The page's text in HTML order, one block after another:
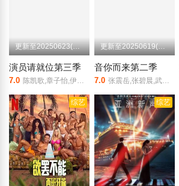
更新至20250623(第10期下)
演员请就位第三季
7.0 陈凯歌,章子怡,伊莎贝尔·于佩尔,吴镇宇,王志飞,王丽云,惠英红,杨晓培,刘梓晨,杨子,蒋依依,徐开骋,姚笛,张嘉元,金巧巧,佟晨洁,卜冠今,嵇嘉禾,戴向宇,刘家祎,许佳琪,李茂,廖慧佳,白凯南,吕星辰,曹斐然,方力申,高梓淇
更新至20250619(音你派对)
音你而来第二季
7.0 张震岳,张碧晨,武艺,王琳凯,欧阳娜娜,王赫野,陈卓璇
综艺 综艺